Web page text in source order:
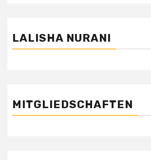
LALISHA NURANI
MITGLIEDSCHAFTEN